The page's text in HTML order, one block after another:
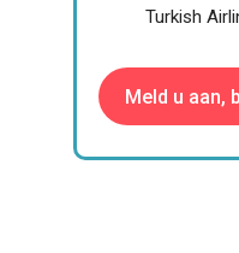
Turkish
Meld u aan,